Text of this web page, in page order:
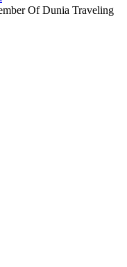
Of Dunia Traveling